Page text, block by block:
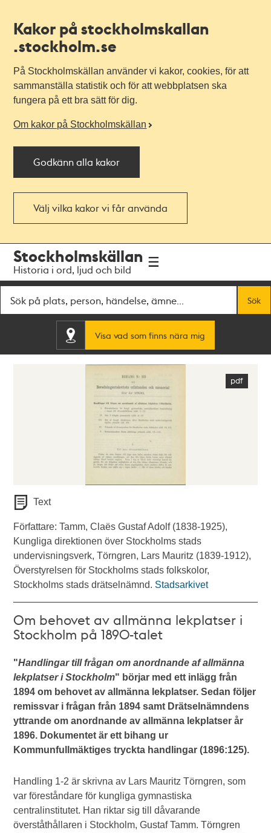
Kakor på stockholmskallan
.stockholm.se
På Stockholmskällan använder vi kakor, cookies, för att
sammanställa statistik och för att webbplatsen ska
fungera på ett bra sätt för dig.
Om kakor på Stockholmskällan
Godkänn alla kakor
Välj vilka kakor vi får använda
navigationen
huvudinnehållet
Stockholmskällan
Historia i ord, ljud och bild
Sök
Visa vad som finns nära mig
Text
Författare: Tamm, Claës Gustaf Adolf (1838-1925),
Kungliga direktionen över Stockholms stads
undervisningsverk, Törngren, Lars Mauritz (1839-1912),
Överstyrelsen för Stockholms stads folkskolor,
Stockholms stads drätselnämnd. Stadsarkivet
Om behovet av allmänna lekplatser i
Stockholm på 1890-talet
"Handlingar till frågan om anordnande af allmänna
lekplatser i Stockholm" börjar med ett inlägg från
1894 om behovet av allmänna lekplatser. Sedan följer
remissvar i frågan från 1894 samt Drätselnämndens
yttrande om anordnande av allmänna lekplatser år
1896. Dokumentet är ett bihang ur
Kommunfullmäktiges tryckta handlingar (1896:125).
Handling 1-2 är skrivna av Lars Mauritz Törngren, som
var föreståndare för kungliga gymnastiska
centralinstitutet. Han riktar sig till dåvarande
överståthållaren i Stockholm, Gustaf Tamm. Törngren